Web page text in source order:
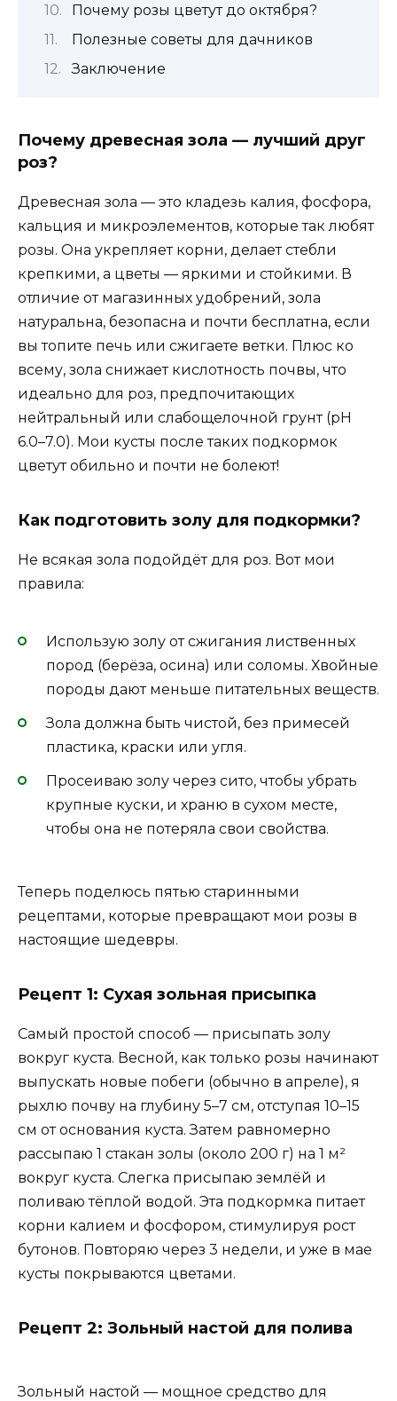
Почему розы цветут до октября?
Полезные советы для дачников
Заключение
Почему древесная зола — лучший друг
роз?
Древесная зола — это кладезь калия, фосфора,
кальция и микроэлементов, которые так любят
розы. Она укрепляет корни, делает стебли
крепкими, а цветы — яркими и стойкими. В
отличие от магазинных удобрений, зола
натуральна, безопасна и почти бесплатна, если
вы топите печь или сжигаете ветки. Плюс ко
всему, зола снижает кислотность почвы, что
идеально для роз, предпочитающих
нейтральный или слабощелочной грунт (pH
6.0–7.0). Мои кусты после таких подкормок
цветут обильно и почти не болеют!
Как подготовить золу для подкормки?
Не всякая зола подойдёт для роз. Вот мои
правила:
Использую золу от сжигания лиственных
пород (берёза, осина) или соломы. Хвойные
породы дают меньше питательных веществ.
Зола должна быть чистой, без примесей
пластика, краски или угля.
Просеиваю золу через сито, чтобы убрать
крупные куски, и храню в сухом месте,
чтобы она не потеряла свои свойства.
Теперь поделюсь пятью старинными
рецептами, которые превращают мои розы в
настоящие шедевры.
Рецепт 1: Сухая зольная присыпка
Самый простой способ — присыпать золу
вокруг куста. Весной, как только розы начинают
выпускать новые побеги (обычно в апреле), я
рыхлю почву на глубину 5–7 см, отступая 10–15
см от основания куста. Затем равномерно
рассыпаю 1 стакан золы (около 200 г) на 1 м²
вокруг куста. Слегка присыпаю землёй и
поливаю тёплой водой. Эта подкормка питает
корни калием и фосфором, стимулируя рост
бутонов. Повторяю через 3 недели, и уже в мае
кусты покрываются цветами.
Рецепт 2: Зольный настой для полива
Зольный настой — мощное средство для